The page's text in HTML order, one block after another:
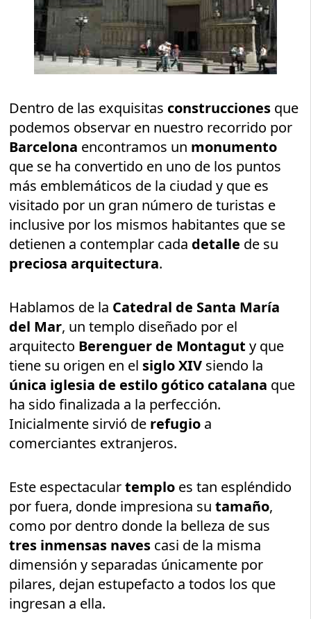
Dentro de las exquisitas construcciones que
podemos observar en nuestro recorrido por
Barcelona encontramos un monumento
que se ha convertido en uno de los puntos
más emblemáticos de la ciudad y que es
visitado por un gran número de turistas e
inclusive por los mismos habitantes que se
detienen a contemplar cada detalle de su
preciosa arquitectura.
Hablamos de la Catedral de Santa María
del Mar, un templo diseñado por el
arquitecto Berenguer de Montaguty que
tiene su origen en el siglo XIV siendo la
única iglesia de estilo gótico catalana que
ha sido finalizada a la perfección.
Inicialmente sirvió de refugio a
comerciantes extranjeros.
Este espectaculartemplo es tan espléndido
por fuera, donde impresiona sutamaño,
como por dentro donde la belleza de sus
tres inmensas naves casi de la misma
dimensión y separadas únicamente por
pilares, dejan estupefacto a todos los que
ingresan a ella.